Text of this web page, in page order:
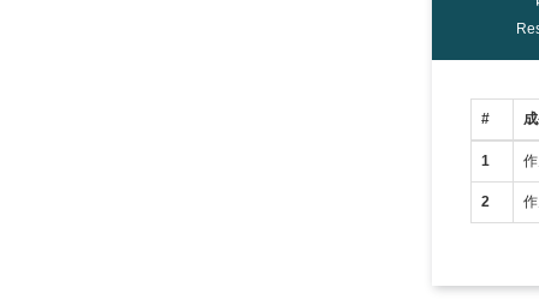
#
1
2